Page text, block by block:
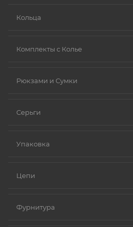
Кольца
Комплекты с Колье
Рюкзами и Сумки
Серьги
Упаковка
Цепи
Фурнитура